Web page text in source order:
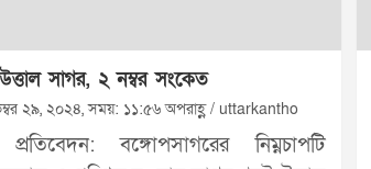
সাগর, ২ নম্বর সংকেত
২৯, ২০২৪, সময়: ১১:৫৬ অপরাহ্ণ / uttarkantho
প্রতিবেদন: বঙ্গোপসাগরের নিম্নচাপটি